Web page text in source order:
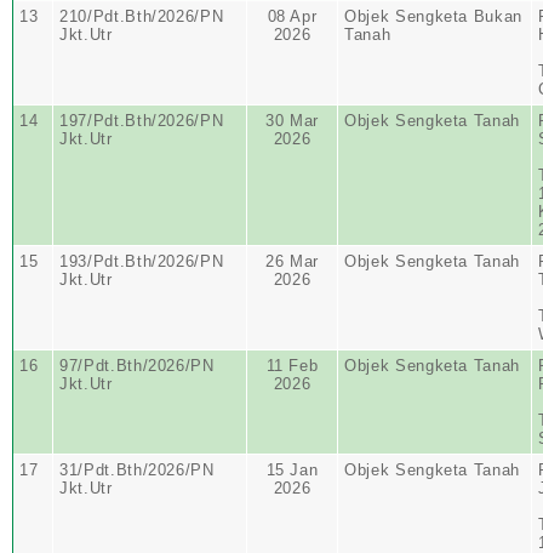
13
210/Pdt.Bth/2026/PN
Jkt.Utr
08 Apr
2026
Objek Sengketa Bukan
Tanah
14
197/Pdt.Bth/2026/PN
Jkt.Utr
30 Mar
2026
Objek Sengketa Tanah
15
193/Pdt.Bth/2026/PN
Jkt.Utr
26 Mar
2026
Objek Sengketa Tanah
16
97/Pdt.Bth/2026/PN
Jkt.Utr
11 Feb
2026
Objek Sengketa Tanah
17
31/Pdt.Bth/2026/PN
Jkt.Utr
15 Jan
2026
Objek Sengketa Tanah